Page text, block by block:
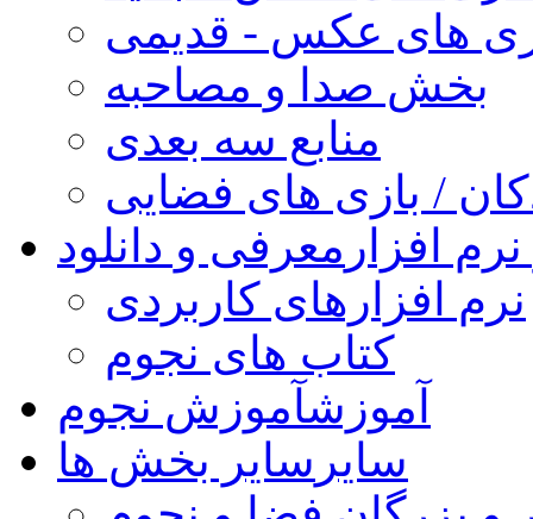
های عکس - قدیمی
بخش صدا و مصاحبه
منابع سه بعدی
/ بازی های فضایی
افزار معرفی و دانلود
نرم افزارهای کاربردی
کتاب های نجوم
آموزشآموزش نجوم
سایر سایر بخش ها